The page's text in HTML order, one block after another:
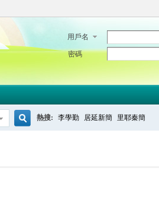
用戶名
密碼
熱搜: 李學勤 居延新簡 里耶秦簡